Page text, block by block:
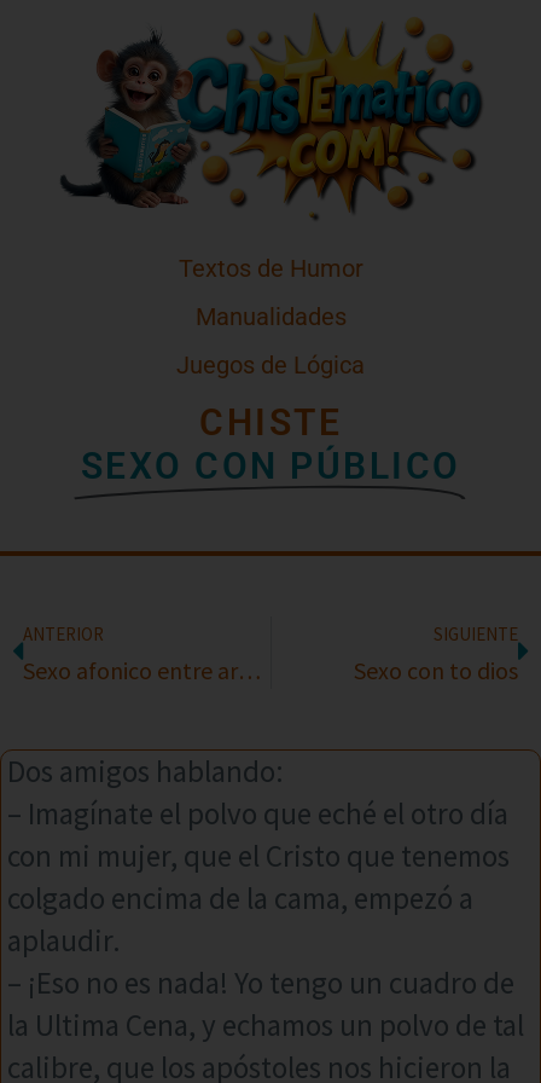
Textos de Humor
Manualidades
Juegos de Lógica
CHISTE
SEXO CON PÚBLICO
ANTERIOR
Sexo afonico entre argentinos
SIGUIENTE
Sexo con to dios
Dos amigos hablando:
– Imagínate el polvo que eché el otro día
con mi mujer, que el Cristo que tenemos
colgado encima de la cama, empezó a
aplaudir.
– ¡Eso no es nada! Yo tengo un cuadro de
la Ultima Cena, y echamos un polvo de tal
calibre, que los apóstoles nos hicieron la